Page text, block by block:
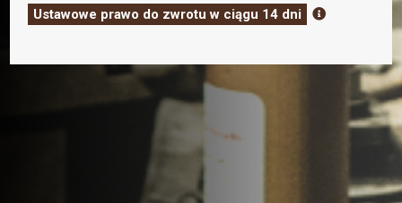
DELUX
Ustawowe prawo do zwrotu w ciągu 14 dni
